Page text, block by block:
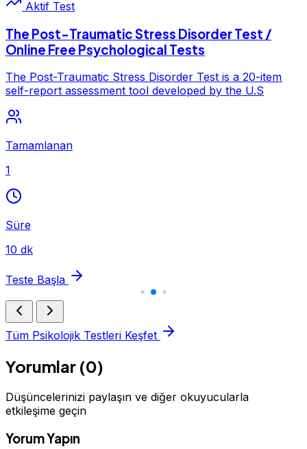
Aktif Test
The Post-Traumatic Stress Disorder Test /
Online Free Psychological Tests
The Post-Traumatic Stress Disorder Test is a 20-item
self-report assessment tool developed by the U.S
Tamamlanan
1
Süre
10 dk
Teste Başla
Tüm Psikolojik Testleri Keşfet
Yorumlar (0)
Düşüncelerinizi paylaşın ve diğer okuyucularla
etkileşime geçin
Yorum Yapın